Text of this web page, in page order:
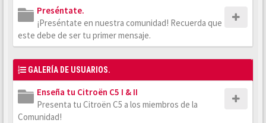
Preséntate.
¡Preséntate en nuestra comunidad! Recuerda que
este debe de ser tu primer mensaje.
GALERÍA DE USUARIOS.
Enseña tu Citroën C5 I & II
Presenta tu Citroën C5 a los miembros de la
Comunidad!